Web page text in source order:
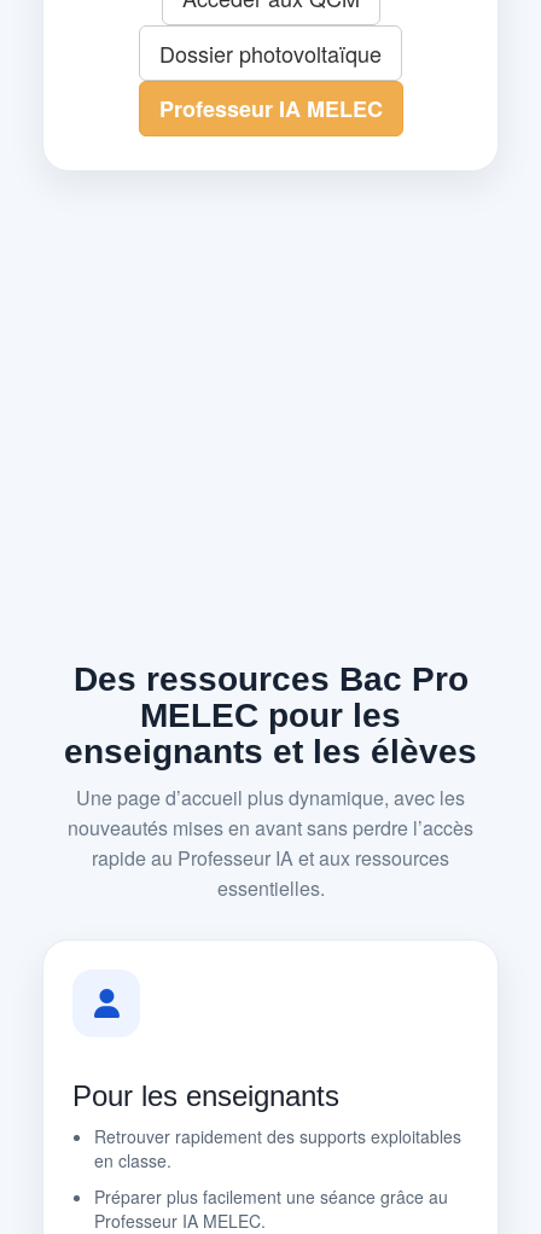
Dossier photovoltaïque
Professeur IA MELEC
Des ressources Bac Pro
MELEC pour les
enseignants et les élèves
Une page d’accueil plus dynamique, avec les
nouveautés mises en avant sans perdre l’accès
rapide au Professeur IA et aux ressources
essentielles.
Pour les enseignants
Retrouver rapidement des supports exploitables
en classe.
Préparer plus facilement une séance grâce au
Professeur IA MELEC.